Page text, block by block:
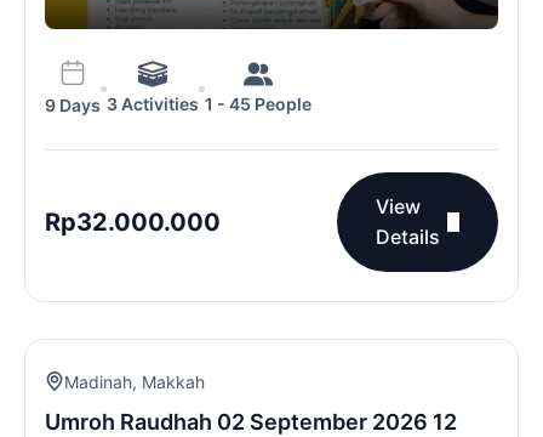
9 Days 3 Activities 1 - 45 People
Rp32.000.000
View
Details
Madinah, Makkah
Umroh Raudhah 02 September 2026 12